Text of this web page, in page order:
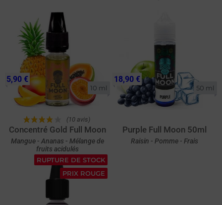
10 ml
(10 avis)
Concentré Gold Full Moon
Mangue - Ananas - Mélange de
fruits acidulés
5,90 €
50 ml
Purple Full Moon 50ml
Raisin - Pomme - Frais
18,90 €
RUPTURE DE STOCK
PRIX ROUGE